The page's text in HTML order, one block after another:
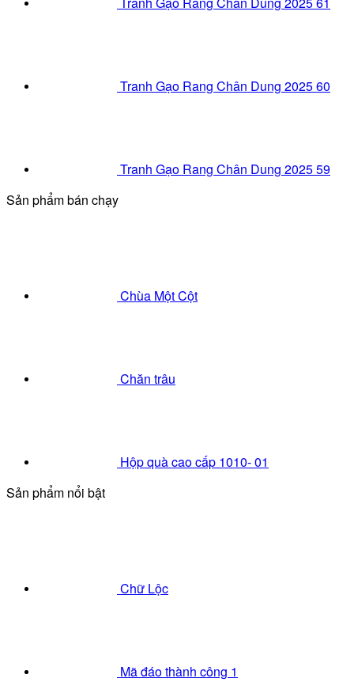
Tranh Gạo Rang Chân Dung 2025 60
Tranh Gạo Rang Chân Dung 2025 59
Sản phẩm bán chạy
Chùa Một Cột
Chăn trâu
Hộp quà cao cấp 1010- 01
Sản phẩm nổi bật
Chữ Lộc
Mã đáo thành công 1